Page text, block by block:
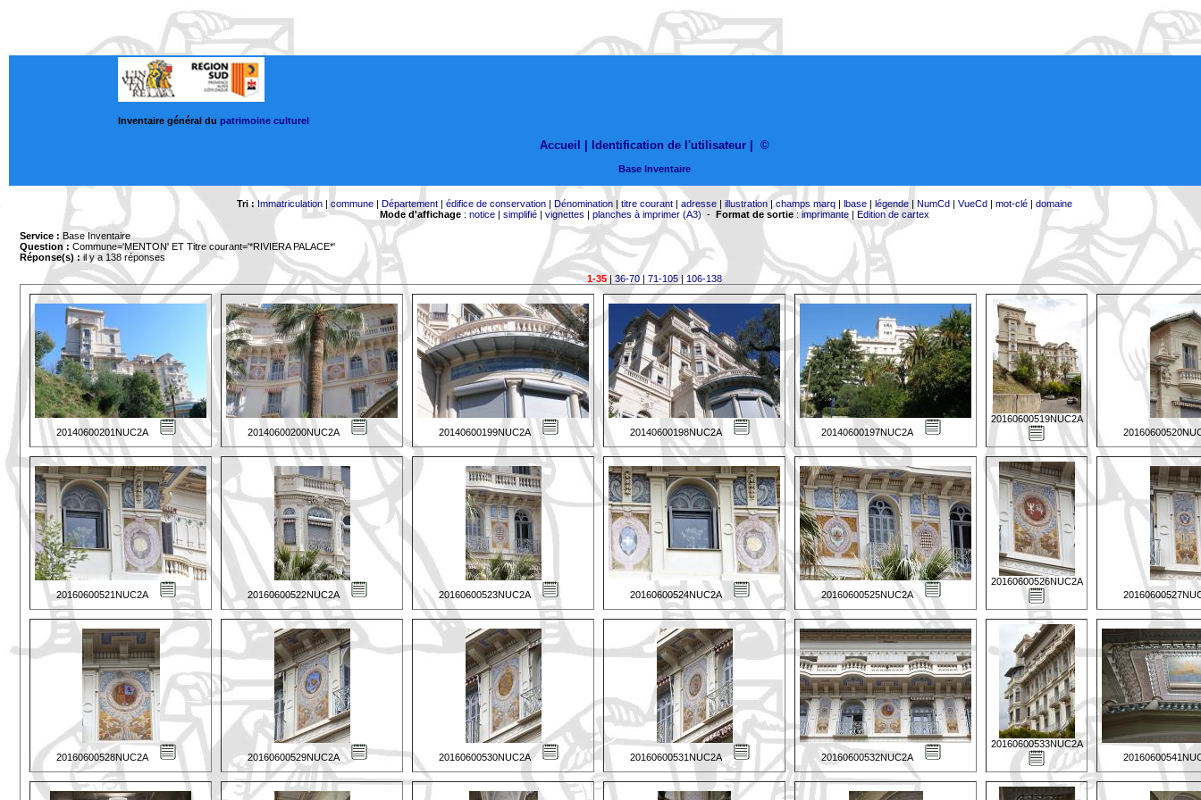
Inventaire général du patrimoine culturel
Accueil | Identification de l'utilisateur ©
Base Inventaire
Tri : Immatriculation| commune| Département| édifice de conservation| Dénomination| titre courant| adresse| illustration|champs marq| lbase| légende| NumCd| VueCd| mot-clé| domaine
Mode d'affichage: notice| simplifié| vignettes | planches à imprimer (A3)- Format de sortie:imprimante| Edition de cartex
Service : Base Inventaire
Question : Commune='MENTON' ET Titre courant='*RIVIERA PALACE*'
Réponse(s) :il y a 138 réponses
1-35|36-70| 71-105| 106-138
20140600201NUC2A 20140600200NUC2A 20140600199NUC2A 20140600198NUC2A 20140600197NUC2A
20160600519NUC2A
20160600521NUC2A 20160600522NUC2A 20160600523NUC2A 20160600524NUC2A 20160600525NUC2A
20160600526NUC2A
20160600528NUC2A 20160600529NUC2A 20160600530NUC2A 20160600531NUC2A 20160600532NUC2A
20160600533NUC2A